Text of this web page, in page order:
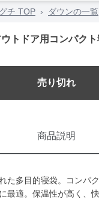
チ TOP › ダウンの一覧
トドア用コンパク
売り切れ
商品説明
た多目的寝袋。コンパ
最適。保温性が高く、